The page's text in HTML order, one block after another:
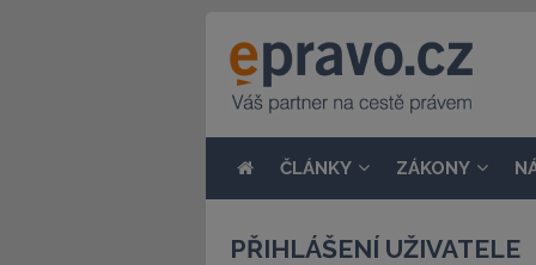
ČLÁNKY ZÁKONY
PŘIHLÁŠENÍ UŽIVATELE